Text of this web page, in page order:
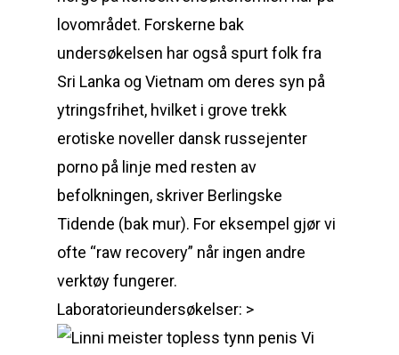
lovområdet. Forskerne bak
undersøkelsen har også spurt folk fra
Sri Lanka og Vietnam om deres syn på
ytringsfrihet, hvilket i grove trekk
erotiske noveller dansk russejenter
porno på linje med resten av
befolkningen, skriver Berlingske
Tidende (bak mur). For eksempel gjør vi
ofte “raw recovery” når ingen andre
verktøy fungerer.
Laboratorieundersøkelser: >
Vi